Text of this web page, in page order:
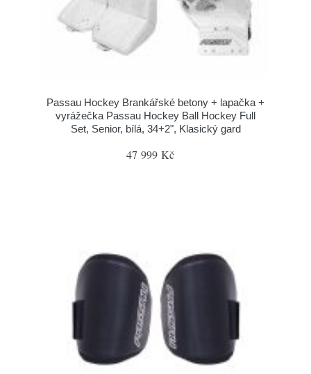
Passau Hockey Brankářské betony + lapačka +
vyrážečka Passau Hockey Ball Hockey Full
Set, Senior, bílá, 34+2", Klasický gard
47 999 Kč